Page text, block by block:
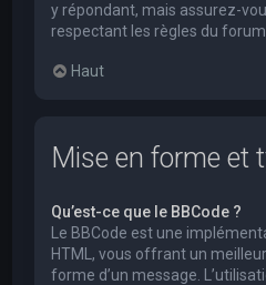
y répondant, mais assurez-
respectant les règles du
Haut
Mise en forme et
Qu’est-ce que le BBCode ?
Le BBCode est une
HTML, vous offrant un
forme d’un message.